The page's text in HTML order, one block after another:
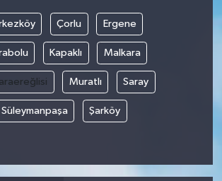
Çorlu Ergene
Kapaklı Malkara
Muratlı Saray
Süleymanpaşa Şarköy